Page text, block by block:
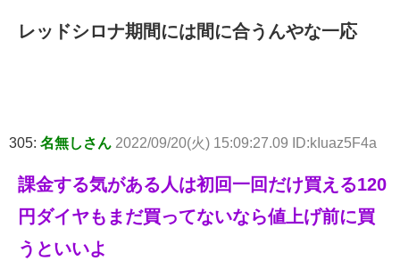
レッドシロナ期間には間に合うんやな一応
305: 名無しさん 2022/09/20(火) 15:09:27.09 ID:kIuaz5F4a
課金する気がある人は初回一回だけ買える120
円ダイヤもまだ買ってないなら値上げ前に買
うといいよ